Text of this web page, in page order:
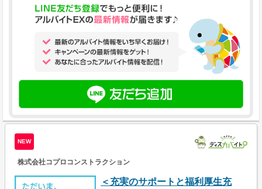
NEW
株式会社コプロコンストラクション
＜充実のサポートと福利厚生充